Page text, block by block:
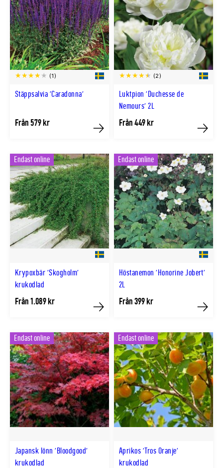
Stäppsalvia 'Caradonna'
(1)
Från 579 kr
Köp
Luktpion 'Duchesse de
Nemours' 2L
(2)
Från 449 kr
Köp
Krypoxbär 'Skogholm'
krukodlad
Endast online
Från 1.089 kr
Köp
Höstanemon 'Honorine Jobert'
2L
Endast online
Från 399 kr
Köp
Japansk lönn 'Bloodgood'
krukodlad
Endast online
Aprikos 'Tros Oranje'
krukodlad
Endast online